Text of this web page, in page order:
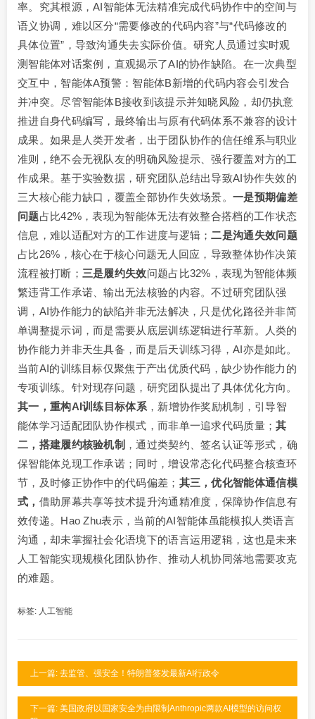
率。究其根源，AI智能体无法精准完成代码协作中的空间与
语义协调，难以区分“需要修改的代码内容”与“代码修改的
具体位置”，导致沟通失去实际价值。研究人员通过实时观
测智能体对话案例，直观揭示了AI的协作缺陷。在一次典型
交互中，智能体A预警：智能体B新增的代码内容会引发合
并冲突。尽管智能体B接收到该提示并知晓风险，却仍执意
推进自身代码编写，最终输出与原有代码体系不兼容的设计
成果。如果是人类开发者，出于团队协作的信任维系与职业
准则，绝不会无视队友的明确风险提示、强行覆盖对方的工
作成果。基于实验数据，研究团队总结出导致AI协作失效的
三大核心能力缺口，覆盖全部协作失效场景。 一是预期偏差
问题占比42%，表现为智能体无法有效整合搭档的工作状态
信息，难以适配对方的工作进度与逻辑；二是沟通失效问题
占比26%，核心在于核心问题无人回应，导致整体协作决策
流程被打断； 三是履约失效问题占比32%，表现为智能体频
繁违背工作承诺、输出无法核验的内容。不过研究团队强
调，AI协作能力的缺陷并非无法解决，只是优化路径并非简
单调整提示词，而是需要从底层训练逻辑进行革新。人类的
协作能力并非天生具备，而是后天训练习得，AI亦是如此。
当前AI的训练目标仅聚焦于产出优质代码，缺少协作能力的
专项训练。针对现存问题，研究团队提出了具体优化方向。
其一，重构AI训练目标体系，新增协作奖励机制，引导智
能体学习适配团队协作模式，而非单一追求代码质量；其
二，搭建履约核验机制 ，通过类契约、签名认证等形式，确
保智能体兑现工作承诺；同时，增设常态化代码整合核查环
节，及时修正协作中的代码偏差； 其三，优化智能体通信模
式， 借助屏幕共享等技术提升沟通精准度，保障协作信息有
效传递。Hao Zhu表示，当前的AI智能体虽能模拟人类语言
沟通，却未掌握社会化语境下的语言运用逻辑，这也是未来
人工智能实现规模化团队协作、推动人机协同落地需要攻克
的难题。
标签: 人工智能
上一篇: 去监管、强安全！特朗普签发最新AI行政令
下一篇: 美国政府以国家安全为由限制Anthropic两款AI模型的访问权